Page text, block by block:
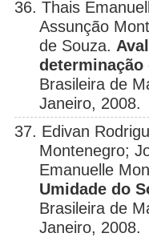
36. Thais
Assunção
de Souza.
Brasileira de
Janeiro, 2008.
37. Edivan
Montenegro;
Emanuelle
Umidade do
Brasileira de
Janeiro, 2008.